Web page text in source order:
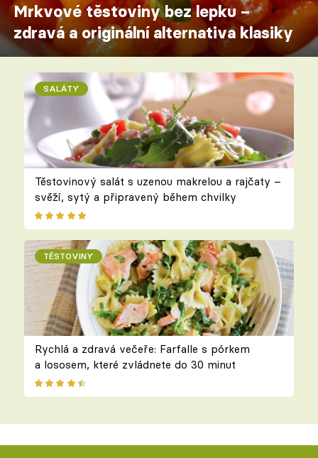
Mrkvové těstoviny bez lepku –
zdravá a originální alternativa klasiky
SALÁTY
Těstovinový salát s uzenou makrelou a rajčaty –
svěží, sytý a připravený během chvilky
TĚSTOVINY
Rychlá a zdravá večeře: Farfalle s pórkem
a lososem, které zvládnete do 30 minut